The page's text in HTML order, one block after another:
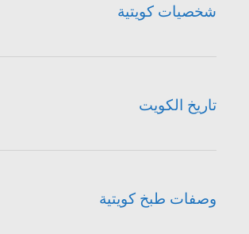
شخصيات كويتية
تاريخ الكويت
وصفات طبخ كويتية